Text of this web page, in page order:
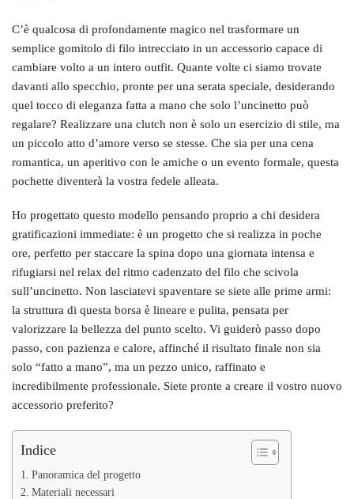
C’è qualcosa di profondamente magico nel trasformare un
semplice gomitolo di filo intrecciato in un accessorio capace di
cambiare volto a un intero outfit. Quante volte ci siamo trovate
davanti allo specchio, pronte per una serata speciale, desiderando
quel tocco di eleganza fatta a mano che solo l’uncinetto può
regalare? Realizzare una clutch non è solo un esercizio di stile, ma
un piccolo atto d’amore verso se stesse. Che sia per una cena
romantica, un aperitivo con le amiche o un evento formale, questa
pochette diventerà la vostra fedele alleata.
Ho progettato questo modello pensando proprio a chi desidera
gratificazioni immediate: è un progetto che si realizza in poche
ore, perfetto per staccare la spina dopo una giornata intensa e
rifugiarsi nel relax del ritmo cadenzato del filo che scivola
sull’uncinetto. Non lasciatevi spaventare se siete alle prime armi:
la struttura di questa borsa è lineare e pulita, pensata per
valorizzare la bellezza del punto scelto. Vi guiderò passo dopo
passo, con pazienza e calore, affinché il risultato finale non sia
solo “fatto a mano”, ma un pezzo unico, raffinato e
incredibilmente professionale. Siete pronte a creare il vostro nuovo
accessorio preferito?
Indice
Panoramica del progetto
Materiali necessari